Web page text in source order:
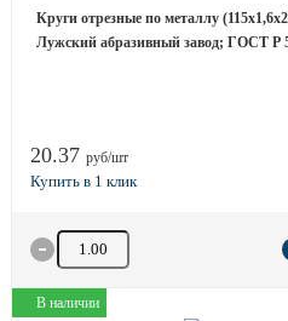
Круги отрезные по металлу
Лужский абразивный завод; ГОСТ Р
20.37 руб/шт
Количество товара
В наличии